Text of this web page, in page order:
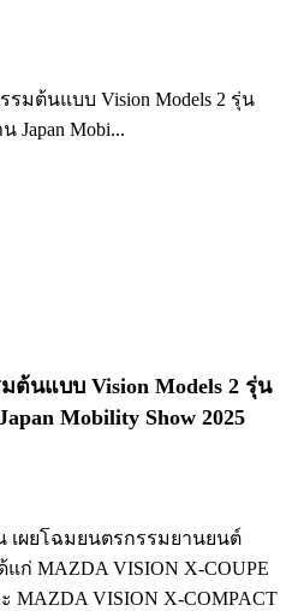
มต้นแบบ Vision Models 2 รุ่น
Japan Mobi...
ต้นแบบ Vision Models 2 รุ่น
Mobility Show 2025
เผยโฉมยนตรกรรมยานยนต์
แก่ MAZDA VISION X-COUPE
MAZDA VISION X-COMPACT